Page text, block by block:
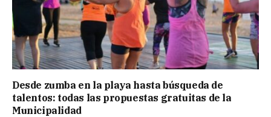
Desde zumba en la playa hasta búsqueda de
talentos: todas las propuestas gratuitas de la
Municipalidad